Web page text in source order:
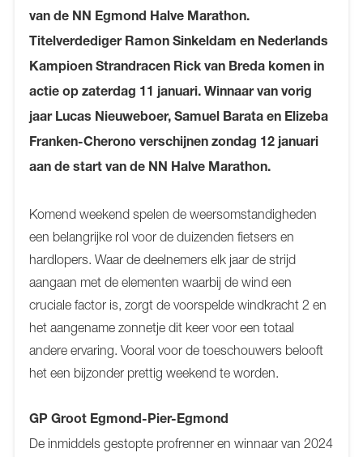
van de NN Egmond Halve Marathon.
Titelverdediger Ramon Sinkeldam en Nederlands
Kampioen Strandracen Rick van Breda komen in
actie op zaterdag 11 januari. Winnaar van vorig
jaar Lucas Nieuweboer, Samuel Barata en Elizeba
Franken-Cherono verschijnen zondag 12 januari
aan de start van de NN Halve Marathon.
Komend weekend spelen de weersomstandigheden
een belangrijke rol voor de duizenden fietsers en
hardlopers. Waar de deelnemers elk jaar de strijd
aangaan met de elementen waarbij de wind een
cruciale factor is, zorgt de voorspelde windkracht 2 en
het aangename zonnetje dit keer voor een totaal
andere ervaring. Vooral voor de toeschouwers belooft
het een bijzonder prettig weekend te worden.
GP Groot Egmond-Pier-Egmond
De inmiddels gestopte profrenner en winnaar van 2024